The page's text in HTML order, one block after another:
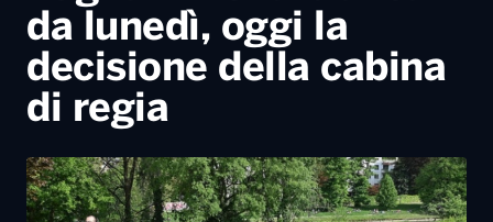
da lunedì, oggi la
decisione della cabina
di regia